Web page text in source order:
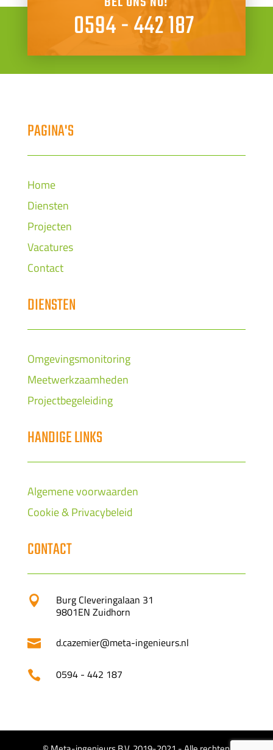
0594 - 442 187
PAGINA'S
Home
Diensten
Projecten
Vacatures
Contact
DIENSTEN
Omgevingsmonitoring
Meetwerkzaamheden
Projectbegeleiding
HANDIGE LINKS
Algemene voorwaarden
Cookie & Privacybeleid
CONTACT

Burg Cleveringalaan 31
9801EN Zuidhorn
 d.cazemier@meta-ingenieurs.nl
 0594 - 442 187